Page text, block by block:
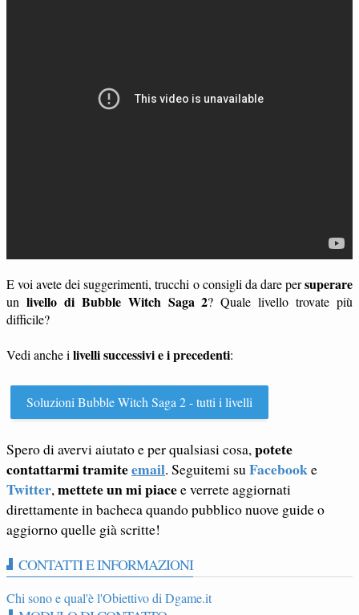
E voi avete dei suggerimenti, trucchi o consigli da dare persuperare
un livello di Bubble Witch Saga 2? Quale livello trovate più
difficile?
Vedi anche i livelli successivi e i precedenti:
Soluzioni Bubble Witch Saga 2 - tutti i livelli
Spero di avervi aiutato e per qualsiasi cosa,potete
contattarmi tramiteemail. Seguitemi suFacebooke
Twitter,mettete un mi piacee verrete aggiornati
direttamente in bacheca quando pubblico nuove guide o
aggiorno quelle già scritte!
CONTATTI E INFORMAZIONI
Chi sono e qual'è l'Obiettivo di Dgame.it